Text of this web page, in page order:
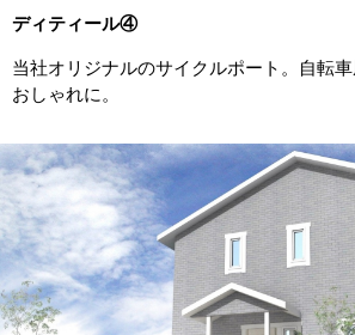
ディティール④
当社オリジナルのサイクルポート。自転
おしゃれに。